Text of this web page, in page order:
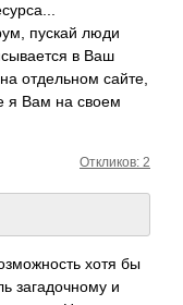
пускай люди
в Ваш
отдельном сайте,
я Вам на своем
Откликов: 2
хотя бы
зага­дочн­ому и